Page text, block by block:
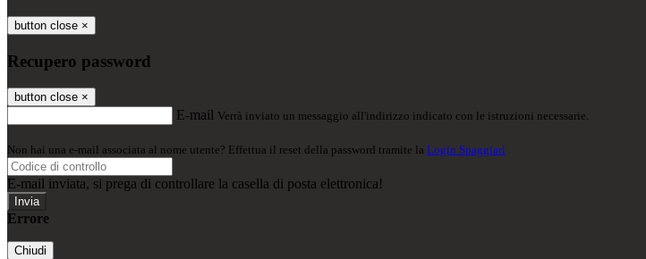
button close ×
Recupero password
button close ×
E-mail Verrà inviato un messaggio all'indirizzo indicato con le istruzioni necessarie.
Non hai una e-mail associata al nome utente? Effettua il reset della password tramite la Login Spaggiari
E-mail inviata, si prega di controllare la casella di posta elettronica!
Errore
Chiudi